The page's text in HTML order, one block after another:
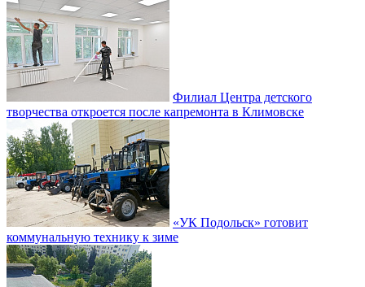
Филиал Центра детского
творчества откроется после капремонта в Климовске
«УК Подольск» готовит
коммунальную технику к зиме